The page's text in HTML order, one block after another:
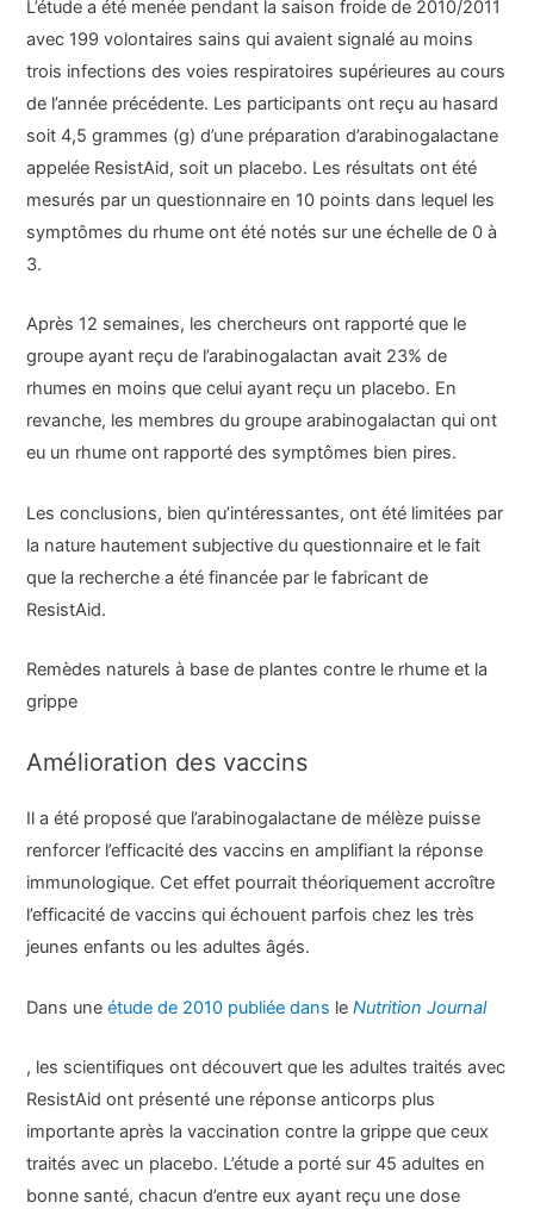
L’étude a été menée pendant la saison froide de 2010/2011
avec 199 volontaires sains qui avaient signalé au moins
trois infections des voies respiratoires supérieures au cours
de l’année précédente. Les participants ont reçu au hasard
soit 4,5 grammes (g) d’une préparation d’arabinogalactane
appelée ResistAid, soit un placebo. Les résultats ont été
mesurés par un questionnaire en 10 points dans lequel les
symptômes du rhume ont été notés sur une échelle de 0 à
3.
Après 12 semaines, les chercheurs ont rapporté que le
groupe ayant reçu de l’arabinogalactan avait 23% de
rhumes en moins que celui ayant reçu un placebo. En
revanche, les membres du groupe arabinogalactan qui ont
eu un rhume ont rapporté des symptômes bien pires.
Les conclusions, bien qu’intéressantes, ont été limitées par
la nature hautement subjective du questionnaire et le fait
que la recherche a été financée par le fabricant de
ResistAid.
Remèdes naturels à base de plantes contre le rhume et la
grippe
Amélioration des vaccins
Il a été proposé que l’arabinogalactane de mélèze puisse
renforcer l’efficacité des vaccins en amplifiant la réponse
immunologique. Cet effet pourrait théoriquement accroître
l’efficacité de vaccins qui échouent parfois chez les très
jeunes enfants ou les adultes âgés.
Dans uneétude de 2010 publiée dans leNutrition Journal
, les scientifiques ont découvert que les adultes traités avec
ResistAid ont présenté une réponse anticorps plus
importante après la vaccination contre la grippe que ceux
traités avec un placebo. L’étude a porté sur 45 adultes en
bonne santé, chacun d’entre eux ayant reçu une dose